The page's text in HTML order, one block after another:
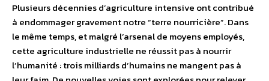
Plusieurs décennies d’agriculture intensive ont contribué
à endommager gravement notre “terre nourricière”. Dans
le même temps, et malgré l’arsenal de moyens employés,
cette agriculture industrielle ne réussit pas à nourrir
l’humanité : trois milliards d’humains ne mangent pas à